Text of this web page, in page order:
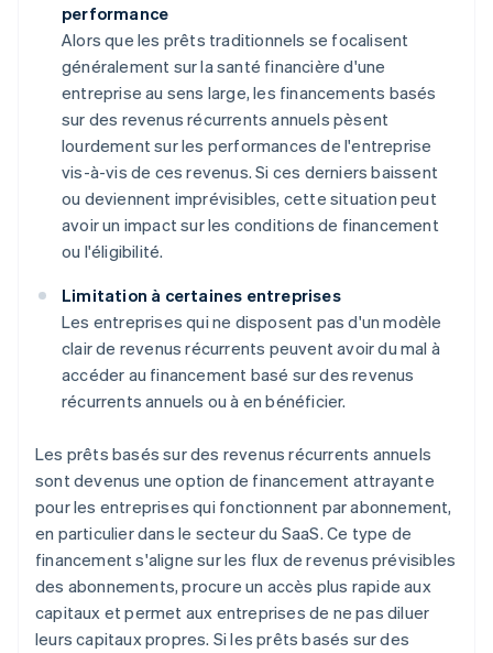
performance
Alors que les prêts traditionnels se focalisent
généralement sur la santé financière d'une
entreprise au sens large, les financements basés
sur des revenus récurrents annuels pèsent
lourdement sur les performances de l'entreprise
vis-à-vis de ces revenus. Si ces derniers baissent
ou deviennent imprévisibles, cette situation peut
avoir un impact sur les conditions de financement
ou l'éligibilité.
Limitation à certaines entreprises
Les entreprises qui ne disposent pas d'un modèle
clair de revenus récurrents peuvent avoir du mal à
accéder au financement basé sur des revenus
récurrents annuels ou à en bénéficier.
Les prêts basés sur des revenus récurrents annuels
sont devenus une option de financement attrayante
pour les entreprises qui fonctionnent par abonnement,
en particulier dans le secteur du SaaS. Ce type de
financement s'aligne sur les flux de revenus prévisibles
des abonnements, procure un accès plus rapide aux
capitaux et permet aux entreprises de ne pas diluer
leurs capitaux propres. Si les prêts basés sur des